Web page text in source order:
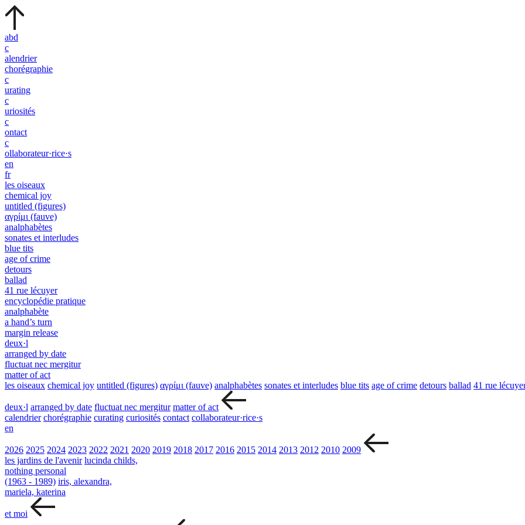
abd
c
alendrier
chorégraphie
c
urating
c
uriosités
c
ontact
c
ollaborateur·rice·s
en
fr
les oiseaux
chemical joy
untitled (figures)
αγρίμι (fauve)
analphabètes
sonates et interludes
blue tits
age of crime
detours
ballad
41 rue lécuyer
encyclopédie pratique
analphabète
a hand’s turn
margin release
deux·l
arranged by date
fluctuat nec mergitur
matter of act
les oiseaux chemical joy untitled (figures) αγρίμι (fauve) analphabètes sonates et interludes blue tits age of crime detours ballad 41 rue
deux·l arranged by date fluctuat nec mergitur matter of act
calendrier chorégraphie curating curiosités contact collaborateur·rice·s
en
2026 2025 2024 2023 2022 2021 2020 2019 2018 2017 2016 2015 2014 2013 2012 2010 2009
les jardins de l'avenir lucinda childs,
nothing personal
(1963 - 1989) iris, alexandra,
mariela, katerina
et moi